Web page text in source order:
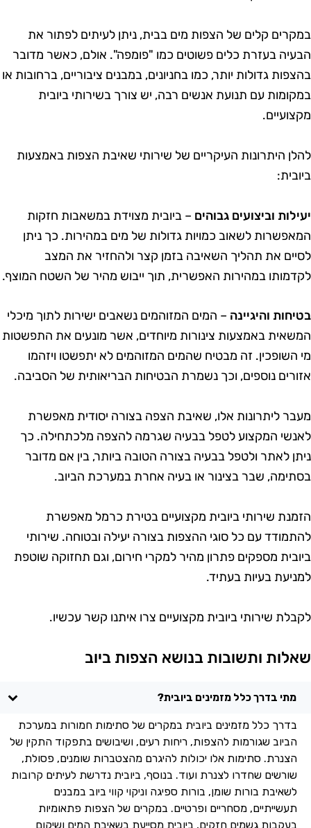
קלים של הצפות מים בבית, ניתן לעיתים לפתור את
בעזרת כלים פשוטים כמו "פומפה". אולם, כאשר מדובר
גדולות יותר, כמו בחניונים, במבנים ציבוריים, ברחובות או
עם תנועת אנשים רבה, יש צורך בשירותי ביובית
היתרונות העיקריים של שירותי שאיבת הצפות באמצעות
וביצועים גבוהים– ביובית מצוידת במשאבות חזקות
לשאוב כמויות גדולות של מים במהירות. כך ניתן
את תהליך השאיבה בזמן קצר ולהחזיר את המצב
במהירות האפשרית, תוך ייבוש מהיר של השטח המוצף.
והיגיינה– המים המזוהמים נשאבים ישירות לתוך מיכלי
באמצעות צינורות מיוחדים, אשר מונעים את התפשטות
השופכין. זה מבטיח שהמים המזוהמים לא יתפשטו ויזהמו
נוספים, וכך נשמרת הבטיחות הבריאותית של הסביבה.
ליתרונות אלו, שאיבת הצפה בצורה יסודית מאפשרת
המקצוע לטפל בבעיה שגרמה להצפה מלכתחילה. כך
לאתר ולטפל בבעיה בצורה הטובה ביותר, בין אם מדובר
שבר בצינור או בעיה אחרת במערכת הביוב.
שירותי ביובית מקצועיים בטירת כרמל מאפשרת
עם כל סוגי ההצפות בצורה יעילה ובטוחה. שירותי
מספקים פתרון מהיר למקרי חירום, וגם תחזוקה שוטפת
בעיות בעתיד.
שירותי ביובית מקצועיים צרו איתנו קשר עכשיו.
ותשובות בנושא הצפות ביוב
מתי בדרך כלל מזמינים ביובית?
בדרך כלל מזמינים ביובית במקרים של סתימות חמורות במערכת
הביוב שגורמות להצפות, ריחות רעים, ושיבושים בתפקוד התקין של
הצנרת. סתימות אלו יכולות להיגרם מהצטברות שומנים, פסולת,
שורשים שחדרו לצנרת ועוד. בנוסף, ביובית נדרשת לעיתים קרובות
לשאיבת בורות שומן, בורות ספיגה וניקוי קווי ביוב במבנים
תעשייתיים, מסחריים ופרטיים. במקרים של הצפות פתאומיות
בעקבות גשמים חזקים, ביובית מסייעת בשאיבת המים ושיקום